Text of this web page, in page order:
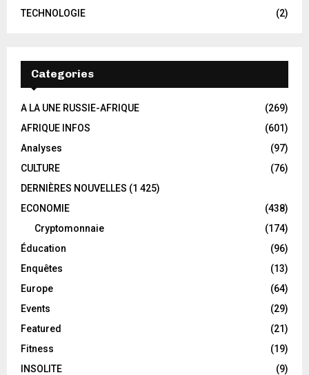
TECHNOLOGIE
(2)
Categories
A LA UNE RUSSIE-AFRIQUE
(269)
AFRIQUE INFOS
(601)
Analyses
(97)
CULTURE
(76)
DERNIÈRES NOUVELLES (1 425)
ECONOMIE
(438)
Cryptomonnaie
(174)
Éducation
(96)
Enquêtes
(13)
Europe
(64)
Events
(29)
Featured
(21)
Fitness
(19)
INSOLITE
(9)